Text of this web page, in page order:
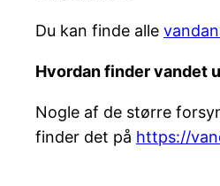
Du kan finde alle
Hvordan finder vandet
Nogle af de større
finder det på https://